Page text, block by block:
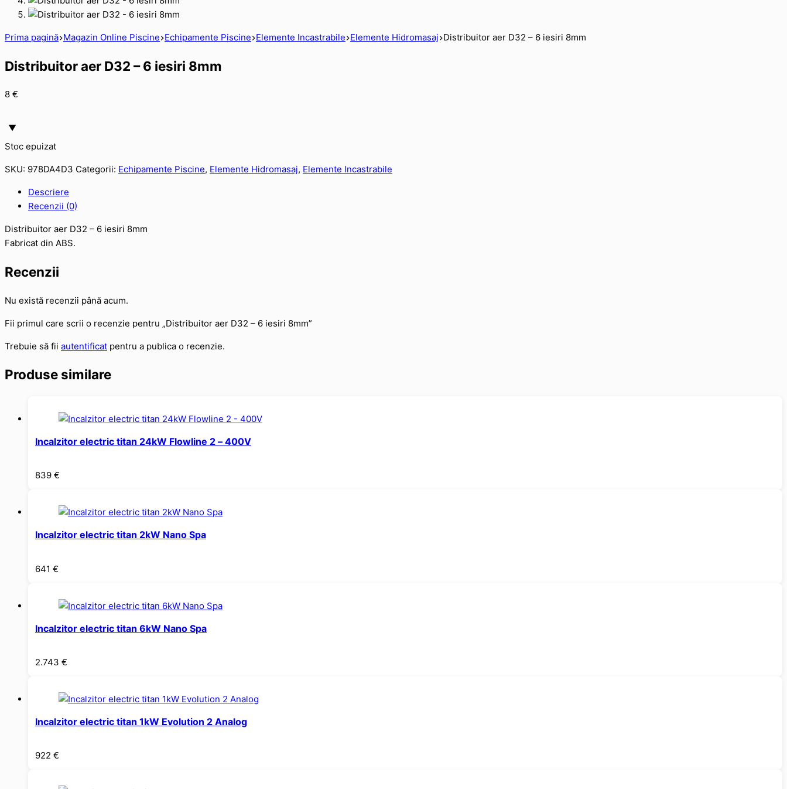
Prima pagină Magazin Online Piscine Echipamente Piscine Elemente Incastrabile Elemente Hidromasaj Distribuitor aer D32 – 6 iesiri 8mm
Distribuitor aer D32 – 6 iesiri 8mm
8 €
Stoc epuizat
SKU: 978DA4D3 Categorii: Echipamente Piscine, Elemente Hidromasaj, Elemente Incastrabile
Descriere
Recenzii (0)
Distribuitor aer D32 – 6 iesiri 8mm
Fabricat din ABS.
Recenzii
Nu există recenzii până acum.
Fii primul care scrii o recenzie pentru „Distribuitor aer D32 – 6 iesiri 8mm”
Trebuie să fii autentificat pentru a publica o recenzie.
Produse similare
Incalzitor electric titan 24kW Flowline 2 – 400V
839 €
Incalzitor electric titan 2kW Nano Spa
641 €
Incalzitor electric titan 6kW Nano Spa
2.743 €
Incalzitor electric titan 1kW Evolution 2 Analog
922 €